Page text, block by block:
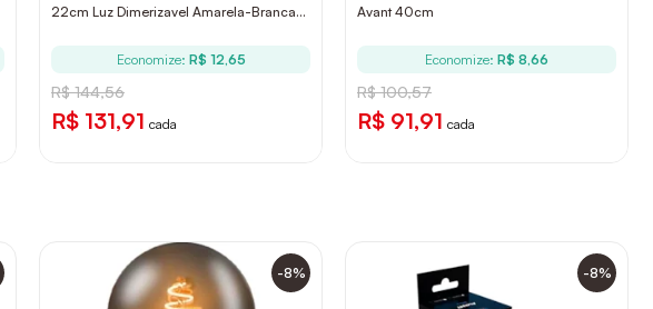
22cm Luz Dimerizavel Amarela-Branca
Economize: R$ 12,65
R$ 144,56
R$ 131,91 cada
Avant 40cm
Economize: R$ 8,66
R$ 100,57
R$ 91,91 cada
-8% -8%